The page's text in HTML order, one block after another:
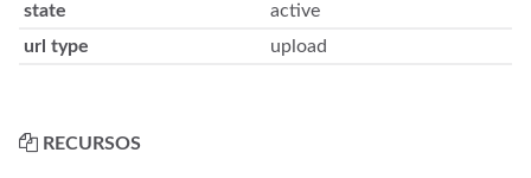
state
active
url type
upload
RECURSOS